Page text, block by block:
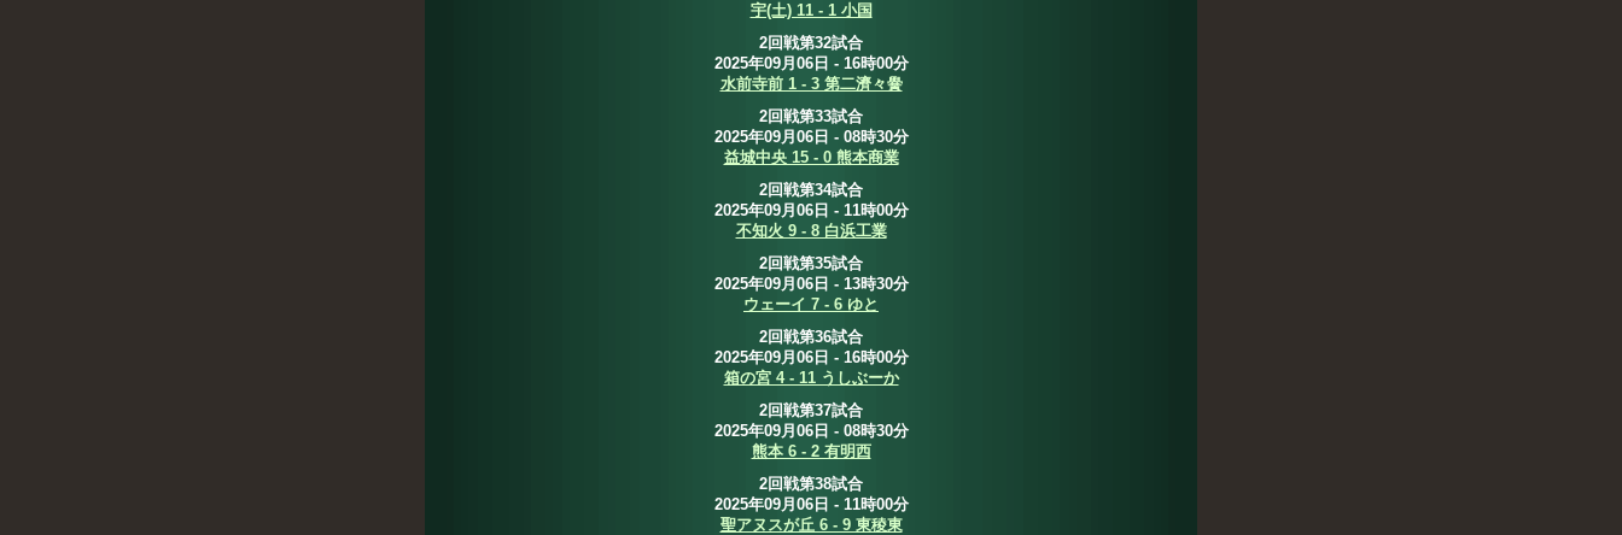
宇(土) 11 - 1 小国
2回戦第32試合
2025年09月06日 - 16時00分
水前寺前 1 - 3 第二濟々黌
2回戦第33試合
2025年09月06日 - 08時30分
益城中央 15 - 0 熊本商業
2回戦第34試合
2025年09月06日 - 11時00分
不知火 9 - 8 白浜工業
2回戦第35試合
2025年09月06日 - 13時30分
ウェーイ 7 - 6 ゆと
2回戦第36試合
2025年09月06日 - 16時00分
箱の宮 4 - 11 うしぶーか
2回戦第37試合
2025年09月06日 - 08時30分
熊本 6 - 2 有明西
2回戦第38試合
2025年09月06日 - 11時00分
聖アヌスが丘 6 - 9 東稜東